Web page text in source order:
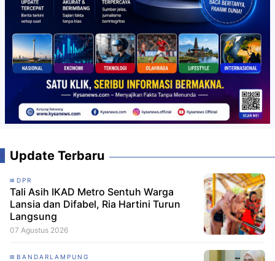
Update Terbaru
DPR
Tali Asih IKAD Metro Sentuh Warga
Lansia dan Difabel, Ria Hartini Turun
Langsung
07 Agustus 2026
BANDARLAMPUNG